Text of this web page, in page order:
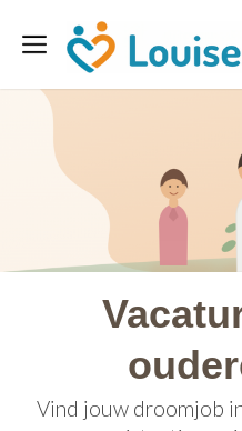
Vind jouw droomjob